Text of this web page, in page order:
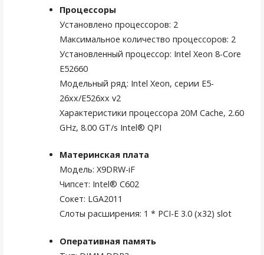
Процессоры
Установлено процессоров: 2
Максимальное количество процессоров: 2
Установленный процессор: Intel Xeon 8-Core
E52660
Модельный ряд: Intel Xeon, серии E5-
26xx/E526xx v2
Характеристики процессора 20M Cache, 2.60
GHz, 8.00 GT/s Intel® QPI
Материнская плата
Модель: X9DRW-iF
Чипсет: Intel® C602
Сокет: LGA2011
Слоты расширения: 1 * PCI-E 3.0 (x32) slot
Оперативная память